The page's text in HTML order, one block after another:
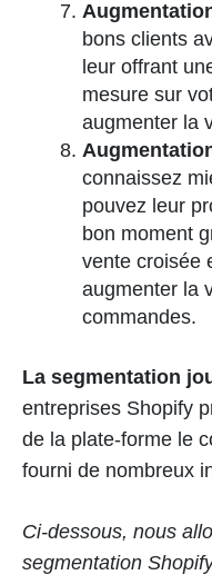
bons clients
leur offrant
mesure sur
augmenter la
connaissez
pouvez leur
bon moment
vente croisée
augmenter la
commandes.
La segmentation
entreprises Shopify
de la plate-forme le
fourni de nombreux
Ci-dessous, nous
segmentation